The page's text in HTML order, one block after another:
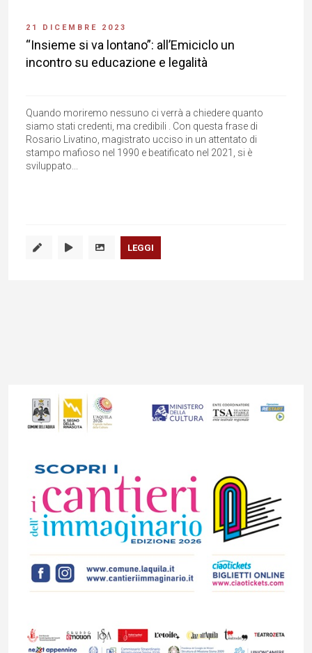
21 DICEMBRE 2023
“Insieme si va lontano”: all’Emiciclo un
incontro su educazione e legalità
Quando moriremo nessuno ci verrà a chiedere quanto
siamo stati credenti, ma credibili . Con questa frase di
Rosario Livatino, magistrato ucciso in un attentato di
stampo mafioso nel 1990 e beatificato nel 2021, si è
sviluppato...
LEGGI